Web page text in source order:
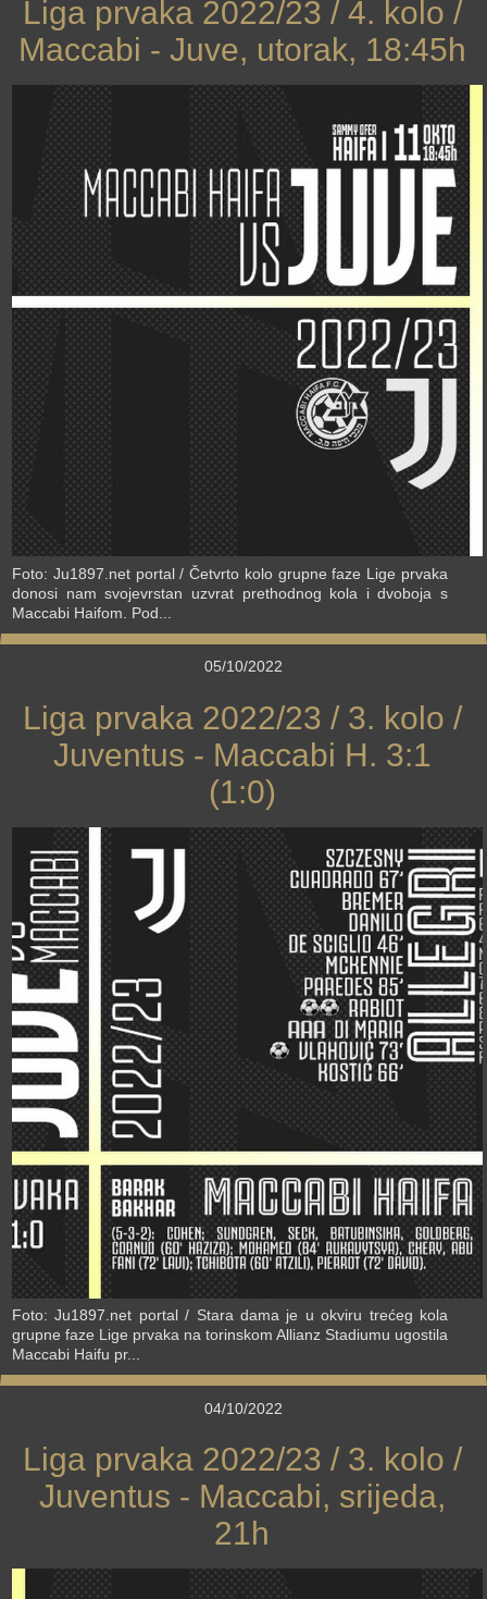
Liga prvaka 2022/23 / 4. kolo /
Maccabi - Juve, utorak, 18:45h
›
Foto: Ju1897.net portal / Četvrto kolo grupne faze Lige prvaka
donosi nam svojevrstan uzvrat prethodnog kola i dvoboja s
Maccabi Haifom. Pod...
05/10/2022
Liga prvaka 2022/23 / 3. kolo /
Juventus - Maccabi H. 3:1
(1:0)
›
Foto: Ju1897.net portal / Stara dama je u okviru trećeg kola
grupne faze Lige prvaka na torinskom Allianz Stadiumu ugostila
Maccabi Haifu pr...
04/10/2022
Liga prvaka 2022/23 / 3. kolo /
Juventus - Maccabi, srijeda,
21h